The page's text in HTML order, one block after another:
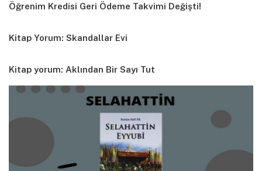
Öğrenim Kredisi Geri Ödeme Takvimi Değişti!
Kitap Yorum: Skandallar Evi
Kitap yorum: Aklından Bir Sayı Tut